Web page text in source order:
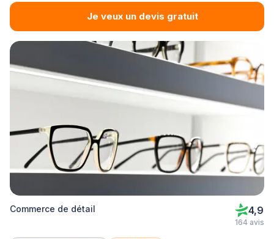
Je veux un devis gratuit
Commerce de détail 4,9
164 avis